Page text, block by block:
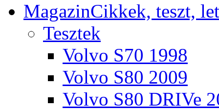
MagazinCikkek, teszt,
Tesztek
Volvo S70 1998
Volvo S80 2009
Volvo S80 DRIVe